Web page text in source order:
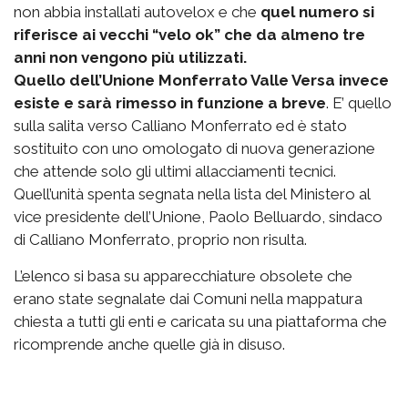
non abbia installati autovelox e che quel numero si
riferisce ai vecchi “velo ok” che da almeno tre
anni non vengono più utilizzati.
Quello dell’Unione Monferrato Valle Versa invece
esiste e sarà rimesso in funzione a breve. E’ quello
sulla salita verso Calliano Monferrato ed è stato
sostituito con uno omologato di nuova generazione
che attende solo gli ultimi allacciamenti tecnici.
Quell’unità spenta segnata nella lista del Ministero al
vice presidente dell’Unione, Paolo Belluardo, sindaco
di Calliano Monferrato, proprio non risulta.
L’elenco si basa su apparecchiature obsolete che
erano state segnalate dai Comuni nella mappatura
chiesta a tutti gli enti e caricata su una piattaforma che
ricomprende anche quelle già in disuso.